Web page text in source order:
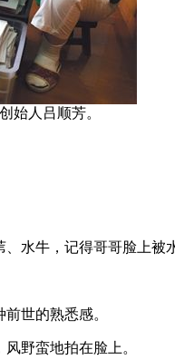
始人吕顺芳。
水牛，记得哥哥脸上被
世的熟悉感。
野蛮地拍在脸上。